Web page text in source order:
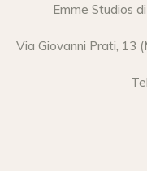
Emme Studios
Via Giovanni Prati, 13